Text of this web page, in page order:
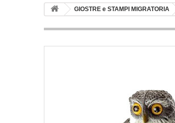
GIOSTRE e STAMPI MIGRATORIA